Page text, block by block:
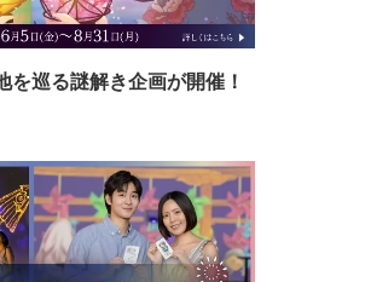
巡る謎解き企画が開催！